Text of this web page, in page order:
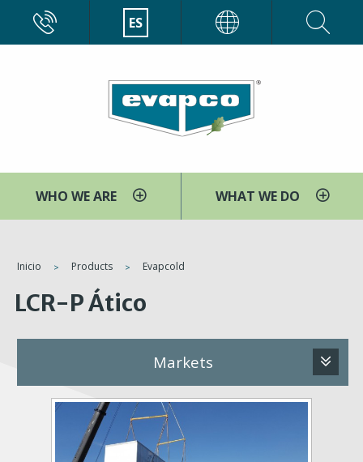
contenido
ES
WHO WE ARE WHAT WE DO
You
are
here
Inicio Products Evapcold
LCR-P Ático
Markets